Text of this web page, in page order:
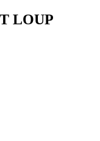
LOUP